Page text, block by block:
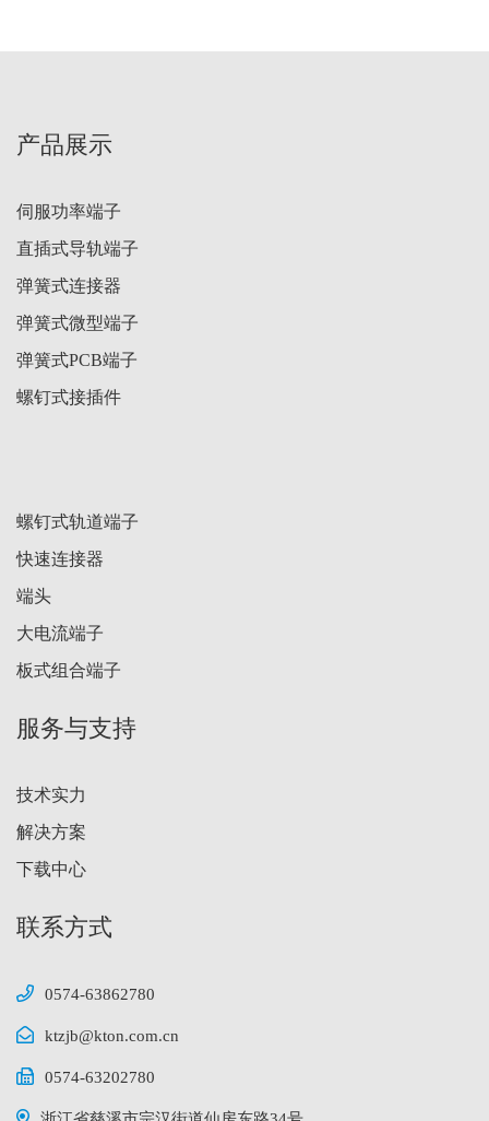
产品展示
伺服功率端子
直插式导轨端子
弹簧式连接器
弹簧式微型端子
弹簧式PCB端子
螺钉式接插件
螺钉式轨道端子
快速连接器
端头
大电流端子
板式组合端子
服务与支持
技术实力
解决方案
下载中心
联系方式
0574-63862780
ktzjb@kton.com.cn
0574-63202780